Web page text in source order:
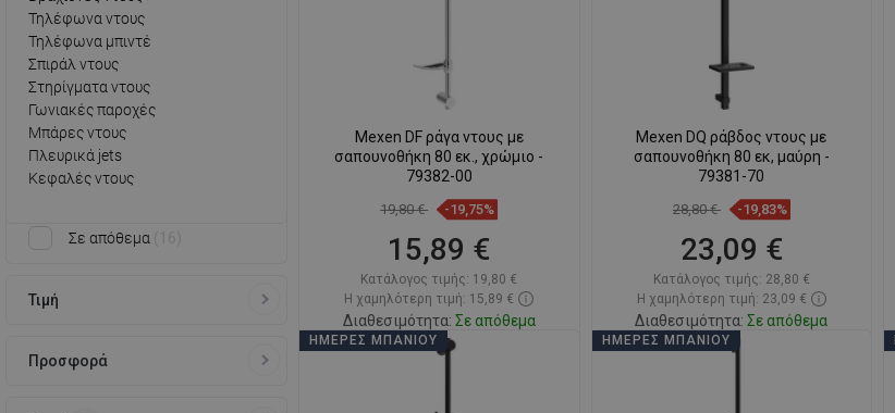
Τηλέφωνα ντους
Τηλέφωνα μπιντέ
Σπιράλ ντους
Στηρίγματα ντους
Γωνιακές παροχές
Μπάρες ντους
Πλευρικά jets
Κεφαλές ντους
Σε απόθεμα 16
Τιμή
Προσφορά
Mexen DF ράγα ντους με
σαπουνοθήκη 80 εκ., χρώμιο -
79382-00
19,80 € -19,75%
15,89 €
Κατάλογος τιμής: 19,80 €
Η χαμηλότερη τιμή: 15,89 €
Διαθεσιμότητα: Σε απόθεμα
Mexen DQ ράβδος ντους με
σαπουνοθήκη 80 εκ, μαύρη -
79381-70
28,80 € -19,83%
23,09 €
Κατάλογος τιμής: 28,80 €
Η χαμηλότερη τιμή: 23,09 €
Διαθεσιμότητα: Σε απόθεμα
ΗΜΈΡΕΣ ΜΠΆΝΙΟΥ ΗΜΈΡΕΣ ΜΠΆΝΙΟΥ